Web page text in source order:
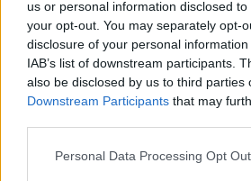
us or personal information disclosed
your opt-out. You may separately opt-
disclosure of your personal
IAB’s list of downstream participants.
also be disclosed by us to third parties
Downstream Participants that may
Personal Data Processing Opt
notizie, abbiamo un amico in comune
riportato qualcosa. Non credo, però,
arrivare al Napoli o alla Nazionale
Dovrebbe abbassare i propri
optare per un anno di riposo, lo ha